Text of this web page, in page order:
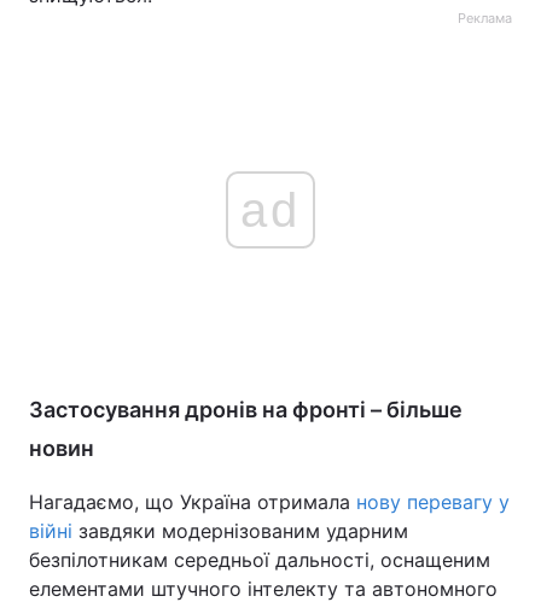
Реклама
ad
Застосування дронів на фронті – більше
новин
Нагадаємо, що Україна отримала нову перевагу у
війні завдяки модернізованим ударним
безпілотникам середньої дальності, оснащеним
елементами штучного інтелекту та автономного